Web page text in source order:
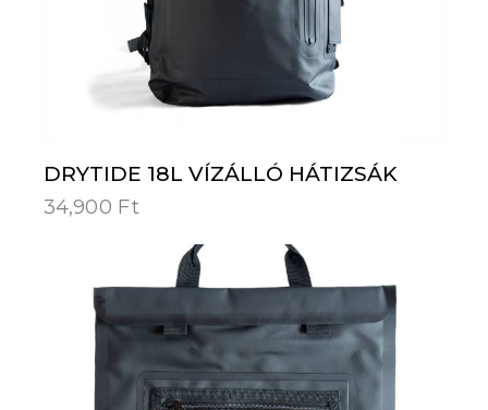
DRYTIDE 18L VÍZÁLLÓ HÁTIZSÁK
34,900 Ft